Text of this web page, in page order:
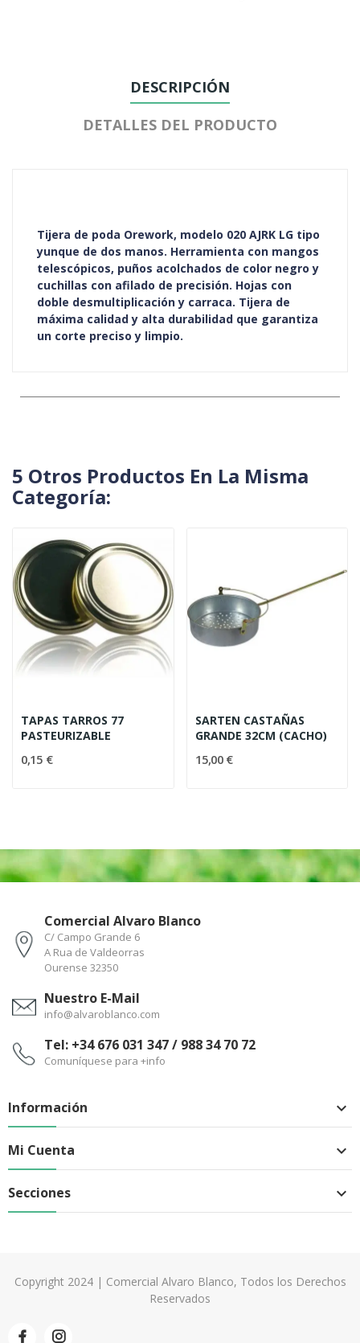
DESCRIPCIÓN
DETALLES DEL PRODUCTO
Tijera de poda Orework, modelo 020 AJRK LG tipo
yunque de dos manos. Herramienta con mangos
telescópicos, puños acolchados de color negro y
cuchillas con afilado de precisión. Hojas con
doble desmultiplicación y carraca. Tijera de
máxima calidad y alta durabilidad que garantiza
un corte preciso y limpio.
5 Otros Productos En La Misma
Categoría:
TAPAS TARROS 77
PASTEURIZABLE
0,15 €
SARTEN CASTAÑAS
GRANDE 32CM (CACHO)
15,00 €
Comercial Alvaro Blanco
C/ Campo Grande 6
A Rua de Valdeorras
Ourense 32350
Nuestro E-Mail
info@alvaroblanco.com
Tel: +34 676 031 347 / 988 34 70 72
Comuníquese para +info
Información 
Mi Cuenta 
Secciones 
Copyright 2024 | Comercial Alvaro Blanco, Todos los Derechos
Reservados